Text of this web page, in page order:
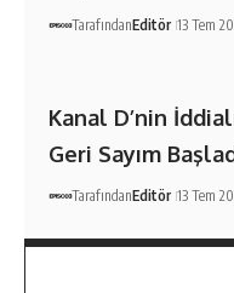
TarafındanEditör 13 Tem
Kanal D’nin
Geri Sayım
TarafındanEditör 13 Tem